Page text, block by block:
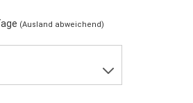
(Ausland abweichend)